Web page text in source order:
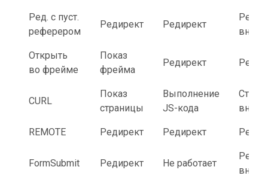
Ред. с пуст.
реферером
Редирект Редирект
Открыть
во фрейме
Показ
фрейма
Редирект
CURL
Показ
страницы
Выполнение
JS-кода
REMOTE Редирект Редирект
FormSubmit Редирект Не работает